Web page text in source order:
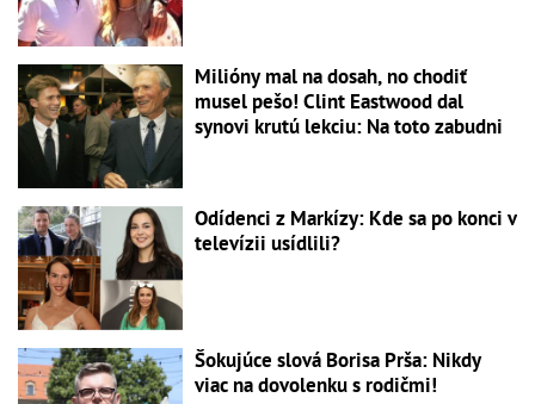
Milióny mal na dosah, no chodiť
musel pešo! Clint Eastwood dal
synovi krutú lekciu: Na toto zabudni
Odídenci z Markízy: Kde sa po konci v
televízii usídlili?
Šokujúce slová Borisa Prša: Nikdy
viac na dovolenku s rodičmi!